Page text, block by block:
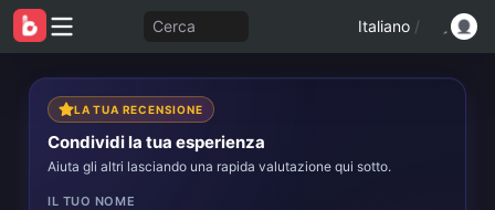
Cerca Italiano /
LA TUA RECENSIONE
Condividi la tua esperienza
Aiuta gli altri lasciando una rapida valutazione qui sotto.
IL TUO NOME